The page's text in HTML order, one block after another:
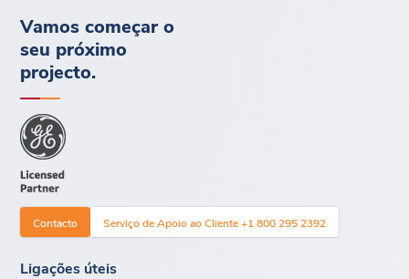
Vamos começar o
seu próximo
projecto.
Contacto Serviço de Apoio ao Cliente +1 800 295 2392
Ligações úteis